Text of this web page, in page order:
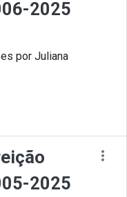
2025
por Juliana
2025